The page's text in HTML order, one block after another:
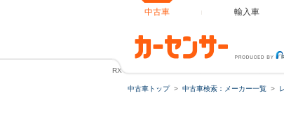
中古車 輸入車
RX 450h バージョンL 純正ナビTV/パノラミックビュ
中古車トップ
中古車検索：メーカー一覧